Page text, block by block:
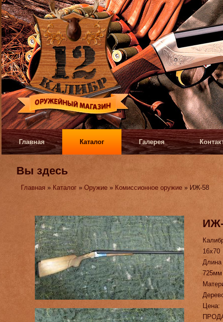
Главная Каталог Галерея
Вы здесь
Главная » Каталог »Оружие » Комиссионное оружие » ИЖ-58
16х70
725мм
Цена: